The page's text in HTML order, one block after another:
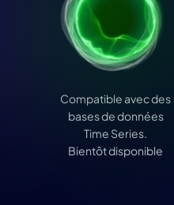
Compatible avec des
bases de données
Time Series.
Bientôt disponible